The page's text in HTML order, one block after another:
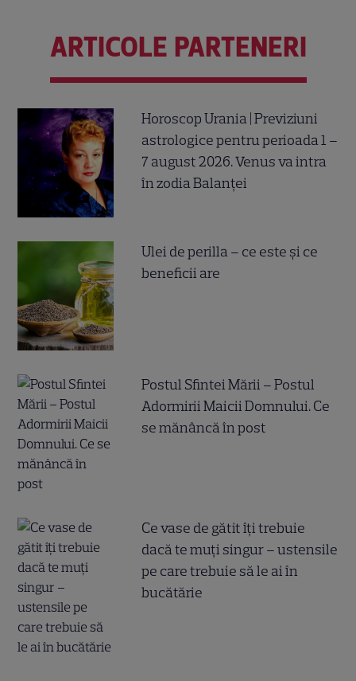
ARTICOLE PARTENERI
Horoscop Urania | Previziuni
astrologice pentru perioada 1 –
7 august 2026. Venus va intra
în zodia Balanței
Ulei de perilla – ce este și ce
beneficii are
Postul Sfintei Mării – Postul
Adormirii Maicii Domnului. Ce
se mănâncă în post
Ce vase de gătit îți trebuie
dacă te muți singur – ustensile
pe care trebuie să le ai în
bucătărie